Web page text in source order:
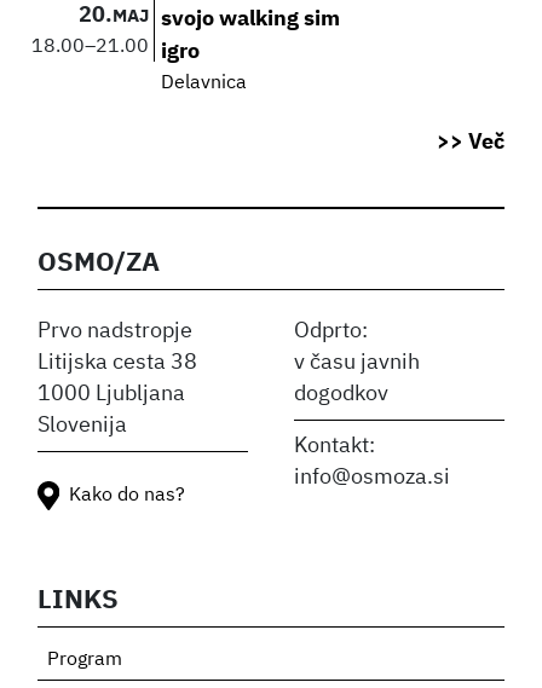
20. MAJ
18.00–21.00
svojo walking sim
igro
Delavnica
>> Več
OSMO/ZA
Prvo nadstropje
Litijska cesta 38
1000 Ljubljana
Slovenija
Odprto:
v času javnih
dogodkov
Kontakt:
info@osmoza.si
LINKS
Program
Kako do nas?